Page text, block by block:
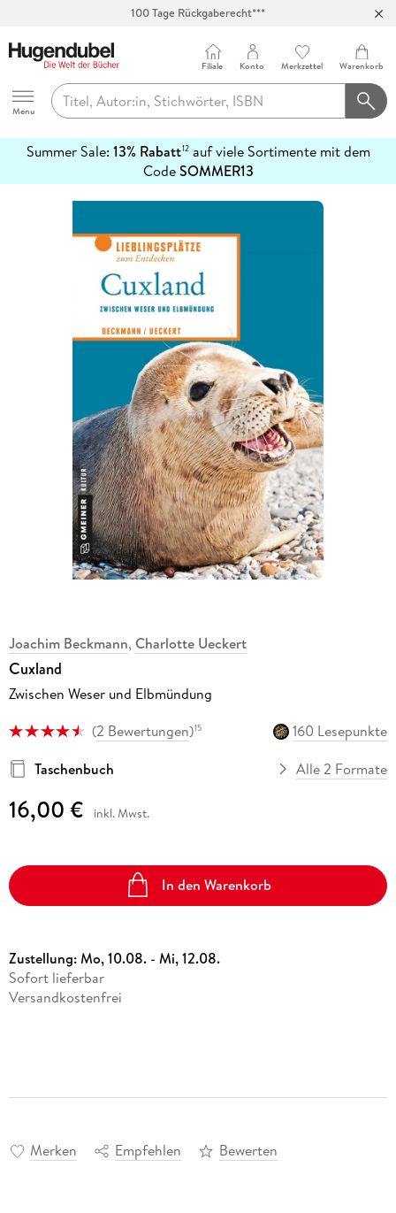
100 Tage Rückgaberecht***
Hugendubel
Menu
Filiale Konto Merkzettel Warenkorb
Summer Sale: 13% Rabatt12auf viele Sortimente mit dem
CodeSOMMER13
erfahren
Joachim Beckmann, Charlotte Ueckert
Cuxland
Zwischen Weser und Elbmündung
(2 Bewertungen)15
160 Lesepunkte
Taschenbuch
Alle 2 Formate
16,00 € inkl. Mwst.
In den Warenkorb
Zustellung:Mo, 10.08. - Mi, 12.08.
Sofort lieferbar
Versandkostenfrei
Merken Empfehlen Bewerten